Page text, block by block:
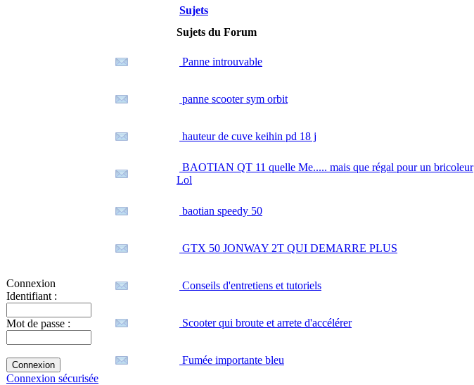
Connexion
Identifiant :
Mot de passe :
Connexion sécurisée
Sujets
Sujets du Forum
Panne introuvable
panne scooter sym orbit
hauteur de cuve keihin pd 18 j
BAOTIAN QT 11 quelle Me..... mais que régal pour un bricoleur
Lol
baotian speedy 50
GTX 50 JONWAY 2T QUI DEMARRE PLUS
Conseils d'entretiens et tutoriels
Scooter qui broute et arrete d'accélérer
Fumée importante bleu